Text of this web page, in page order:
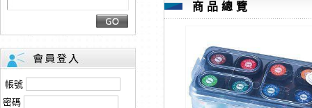
本網站免費註冊，所標示的商品單價皆為“未稅價格”；本公司保有是否接單出
茲因國際情勢變化石油及塑化原物料波動漲幅甚大，部份上游供應商已採取
本網站免費註冊，所標示的商品單價皆為“未稅價格”；本公司保有是否接單出
HP、EPSON、CANON原廠耗材價格浮動，下單前請先跟客服人員確認最新
本網站免費註冊，所標示的商品單價皆為“未稅價格”；本公司保有是否接單出
匯款客戶請注意！因商品繁複來不及發現短缺，遂待客服人員跟您確認訂單
本網站免費註冊，所標示的商品單價皆為“未稅價格”；本公司保有是否接單出
帳號
密碼
商品總覽